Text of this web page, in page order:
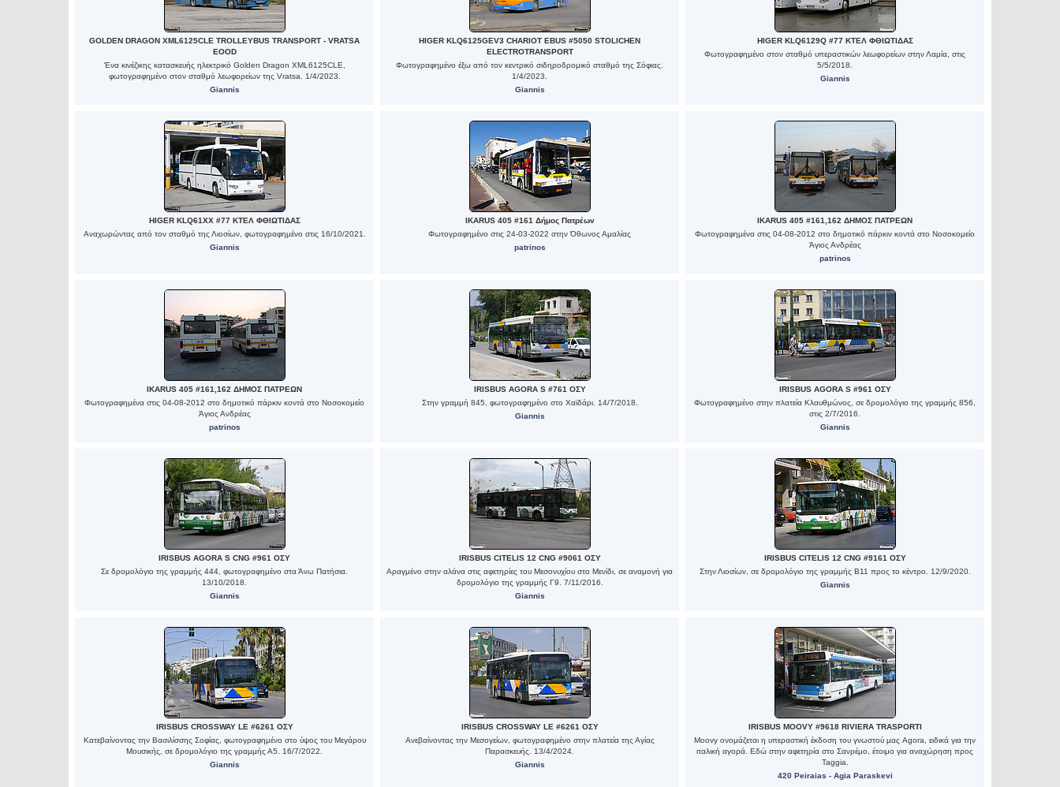
GOLDEN DRAGON XML6125CLE TROLLEYBUS TRANSPORT - VRATSA
EOOD
Ένα κινέζικης κατασκευής ηλεκτρικό Golden Dragon XML6125CLE,
φωτογραφημένο στον σταθμό λεωφορείων της Vratsa. 1/4/2023.
Giannis
HIGER KLQ6125GEV3 CHARIOT EBUS #5050 STOLICHEN
ELECTROTRANSPORT
Φωτογραφημένο έξω από τον κεντρικό σιδηροδρομικό σταθμό της Σόφιας.
1/4/2023.
Giannis
HIGER KLQ6129Q #77 ΚΤΕΛ ΦΘΙΩΤΙΔΑΣ
Φωτογραφημένο στον σταθμό υπεραστικών λεωφορείων στην Λαμία, στις
5/5/2018.
Giannis
HIGER KLQ61XX #77 ΚΤΕΛ ΦΘΙΩΤΙΔΑΣ
Αναχωρώντας από τον σταθμό της Λιοσίων, φωτογραφημένο στις 16/10/2021.
Giannis
IKARUS 405 #161 Δήμος Πατρέων
Φωτογραφημένο στις 24-03-2022 στην Όθωνος Αμαλίας
patrinos
IKARUS 405 #161,162 ΔΗΜΟΣ ΠΑΤΡΕΩΝ
Φωτογραφημένα στις 04-08-2012 στο δημοτικό πάρκιν κοντά στο Νοσοκομείο
Άγιος Ανδρέας
patrinos
IKARUS 405 #161,162 ΔΗΜΟΣ ΠΑΤΡΕΩΝ
Φωτογραφημένα στις 04-08-2012 στο δημοτικό πάρκιν κοντά στο Νοσοκομείο
Άγιος Ανδρέας
patrinos
IRISBUS AGORA S #761 ΟΣΥ
Στην γραμμή 845, φωτογραφημένο στο Χαϊδάρι. 14/7/2018.
Giannis
IRISBUS AGORA S #961 ΟΣΥ
Φωτογραφημένο στην πλατεία Κλαυθμώνος, σε δρομολόγιο της γραμμής 856,
στις 2/7/2016.
Giannis
IRISBUS AGORA S CNG #961 ΟΣΥ
Σε δρομολόγιο της γραμμής 444, φωτογραφημένο στα Άνω Πατήσια.
13/10/2018.
Giannis
IRISBUS CITELIS 12 CNG #9061 ΟΣΥ
Αραγμένο στην αλάνα στις αφετηρίες του Μεσονυχίου στο Μενίδι, σε αναμονή για
δρομολόγιο της γραμμής Γ9. 7/11/2016.
Giannis
IRISBUS CITELIS 12 CNG #9161 ΟΣΥ
Στην Λιοσίων, σε δρομολόγιο της γραμμής Β11 προς το κέντρο. 12/9/2020.
Giannis
IRISBUS CROSSWAY LE #6261 ΟΣΥ
Κατεβαίνοντας την Βασιλίσσης Σοφίας, φωτογραφημένο στο ύψος του Μεγάρου
Μουσικής, σε δρομολόγιο της γραμμής Α5. 16/7/2022.
Giannis
IRISBUS CROSSWAY LE #6261 ΟΣΥ
Ανεβαίνοντας την Μεσογείων, φωτογραφημένο στην πλατεία της Αγίας
Παρασκευής. 13/4/2024.
Giannis
IRISBUS MOOVY #9618 RIVIERA TRASPORTI
Moovy ονομάζεται η υπεραστική έκδοση του γνωστού μας Agora, ειδικά για την
ιταλική αγορά. Εδώ στην αφετηρία στο Σανρέμο, έτοιμο για αναχώρηση προς
Taggia.
420 Peiraias - Agia Paraskevi